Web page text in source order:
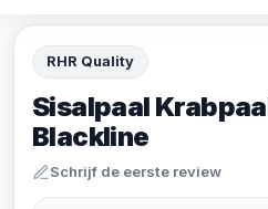
RHR Quality
Sisalpaal
Blackline
Schrijf de eerste review